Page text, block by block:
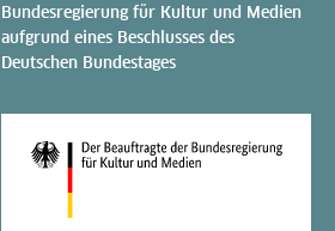
Bundesregierung für Kultur und Medien
aufgrund eines Beschlusses des
Deutschen Bundestages